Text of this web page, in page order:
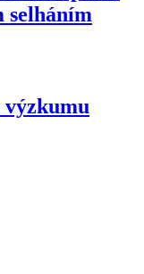
selháním
výzkumu